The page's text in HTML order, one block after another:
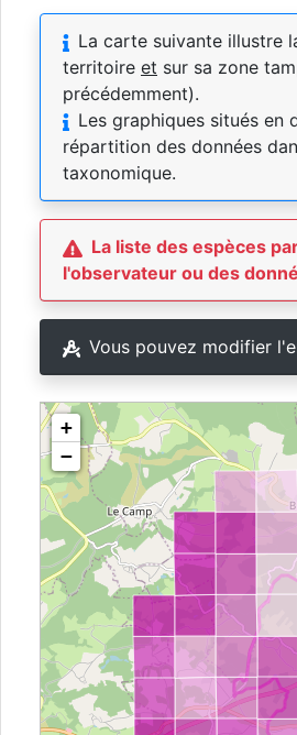
La carte suivante illustre
territoire et sur sa zone
précédemment).
Les graphiques situés en
répartition des données
taxonomique.
La liste des espèces
l'observateur ou des
Vous pouvez modifier
+
−